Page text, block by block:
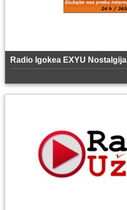
Radio Igokea EXYU Nostalgija